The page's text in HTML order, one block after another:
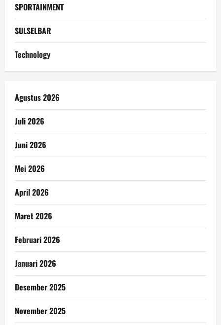
SPORTAINMENT
SULSELBAR
Technology
Agustus 2026
Juli 2026
Juni 2026
Mei 2026
April 2026
Maret 2026
Februari 2026
Januari 2026
Desember 2025
November 2025